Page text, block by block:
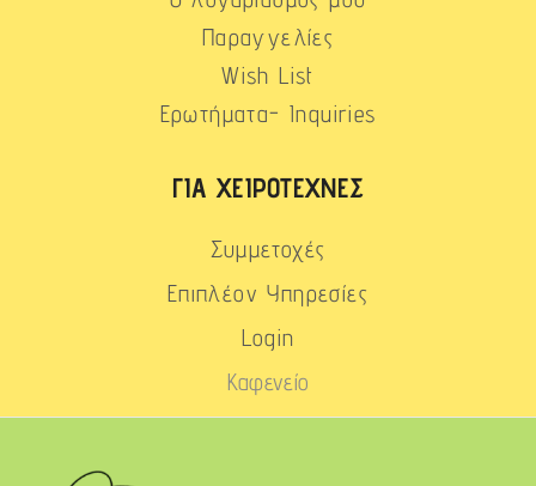
Παραγγελίες
Wish List
Ερωτήματα- Inquiries
ΓΙΑ ΧΕΙΡΟΤΈΧΝΕΣ
Συμμετοχές
Επιπλέον Υπηρεσίες
Login
Καφενείο